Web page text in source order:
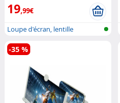
19,99€
Loupe d'écran, lentille
rétractable
-35 %